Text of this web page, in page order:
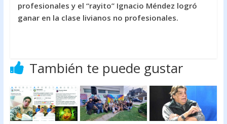
profesionales y el “rayito” Ignacio Méndez logró
ganar en la clase livianos no profesionales.
También te puede gustar